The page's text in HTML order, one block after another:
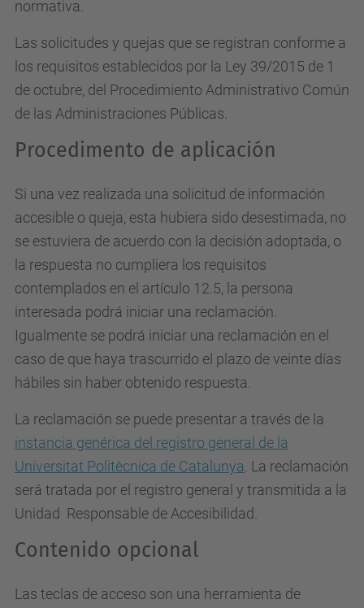
normativa.
Las solicitudes y quejas que se registran conforme a
los requisitos establecidos por la Ley 39/2015 de 1
de octubre, del Procedimiento Administrativo Común
de las Administraciones Públicas.
Procedimento de aplicación
Si una vez realizada una solicitud de información
accesible o queja, esta hubiera sido desestimada, no
se estuviera de acuerdo con la decisión adoptada, o
la respuesta no cumpliera los requisitos
contemplados en el artículo 12.5, la persona
interesada podrá iniciar una reclamación.
Igualmente se podrá iniciar una reclamación en el
caso de que haya trascurrido el plazo de veinte días
hábiles sin haber obtenido respuesta.
La reclamación se puede presentar a través de la
instancia genérica del registro general de la
Universitat Politècnica de Catalunya . La reclamación
será tratada por el registro general y transmitida a la
Unidad Responsable de Accesibilidad.
Contenido opcional
Las teclas de acceso son una herramienta de